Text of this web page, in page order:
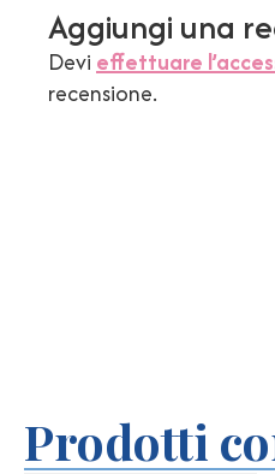
Aggiungi una
Devi effettuare
recensione.
Prodotti